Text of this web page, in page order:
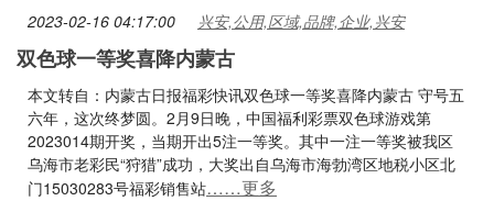
2023-02-16 04:17:00 兴安,公用,区域,品牌,企业,兴安
双色球一等奖喜降内蒙古
本文转自：内蒙古日报福彩快讯双色球一等奖喜降内蒙古 守号五
六年，这次终梦圆。2月9日晚，中国福利彩票双色球游戏第
2023014期开奖，当期开出5注一等奖。其中一注一等奖被我区
乌海市老彩民“狩猎”成功，大奖出自乌海市海勃湾区地税小区北
门15030283号福彩销售站……更多